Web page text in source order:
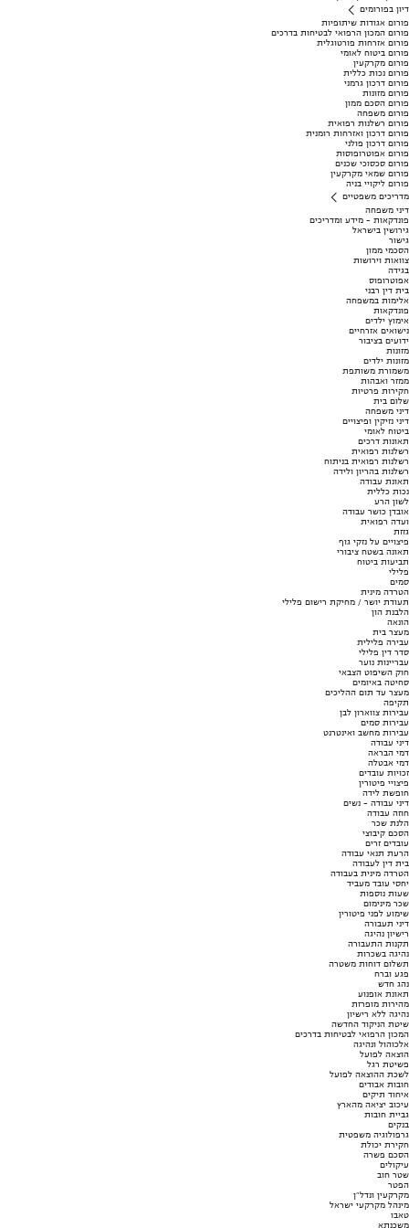
דיון בפורומים
פורום אגודות שיתופיות
פורום המכון הרפואי לבטיחות בדרכים
פורום אזרחות פורטוגלית
פורום ביטוח לאומי
פורום מקרקעין
פורום נכות כללית
פורום דרכון גרמני
פורום מזונות
פורום הסכם ממון
פורום משפחה
פורום רשלנות רפואית
פורום דרכון ואזרחות רומנית
פורום דרכון פולני
פורום אפוטרופוסות
פורום סכסוכי שכנים
פורום שמאי מקרקעין
פורום ליקויי בניה
מדריכים משפטיים
דיני משפחה
פונדקאות - מידע ומדריכים
גירושין בישראל
גישור
הסכמי ממון
צוואות וירושות
בגידה
אפוטרופוס
בית דין רבני
אלימות במשפחה
פונדקאות
אימוץ ילדים
נישואים אזרחיים
ידועים בציבור
מזונות
מזונות ילדים
משמורת משותפת
ממזר ואבהות
חקירות פרטיות
שלום בית
דיני משפחה
דיני נזיקין ופיצויים
ביטוח לאומי
תאונות דרכים
רשלנות רפואית
רשלנות רפואית בניתוח
רשלנות בהריון ולידה
תאונת עבודה
נכות כללית
לשון הרע
אובדן כושר עבודה
ועדה רפואית
גזזת
פיצויים על נזקי גוף
תאונה בשטח ציבורי
תביעות ביטוח
פלילי
סמים
הטרדה מינית
תעודת יושר / מחיקת רישום פלילי
הלבנת הון
הונאה
מעצר בית
עבירה פלילית
סדר דין פלילי
עבריינות נוער
חוק השיפוט הצבאי
סחיטה באיומים
מעצר עד תום ההליכים
תקיפה
עבירות צווארון לבן
עבירות סמים
עבירות מחשב ואינטרנט
דיני עבודה
דמי הבראה
דמי אבטלה
זכויות עובדים
פיצויי פיטורין
חופשת לידה
דיני עבודה - נשים
חוזה עבודה
הלנת שכר
הסכם קיבוצי
עובדים זרים
הרעת תנאי עבודה
בית דין לעבודה
הטרדה מינית בעבודה
יחסי עובד מעביד
שעות נוספות
שכר מינימום
שימוע לפני פיטורין
דיני תעבורה
רישיון נהיגה
תקנות התעבורה
נהיגה בשכרות
תשלום דוחות משטרה
פגע וברח
נהג חדש
תאונת אופנוע
מהירות מופרזת
נהיגה ללא רישיון
שיטת הניקוד החדשה
המכון הרפואי לבטיחות בדרכים
אלכוהול ונהיגה
הוצאה לפועל
פשיטת רגל
לשכת ההוצאה לפועל
חובות אבודים
איחוד תיקים
עיכוב יציאה מהארץ
גביית חובות
בנקים
גרפולוגיה משפטית
חקירת יכולת
הסכם פשרה
עיקולים
שטר חוב
הפטר
מקרקעין ונדל"ן
מינהל מקרקעי ישראל
טאבו
משכנתא